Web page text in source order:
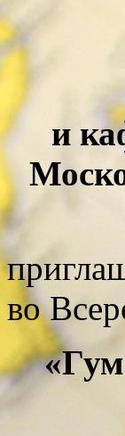
и к
во